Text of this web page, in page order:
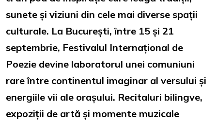
sunete și viziuni din cele mai diverse spații
culturale. La București, între 15 și 21
septembrie, Festivalul Internațional de
Poezie devine laboratorul unei comuniuni
rare între continentul imaginar al versului și
energiile vii ale orașului. Recitaluri bilingve,
expoziții de artă și momente muzicale